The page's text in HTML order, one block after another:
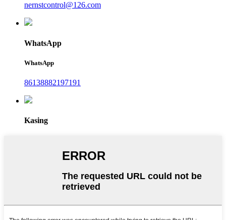
nernstcontrol@126.com
WhatsApp
WhatsApp
86138882197191
Kasing